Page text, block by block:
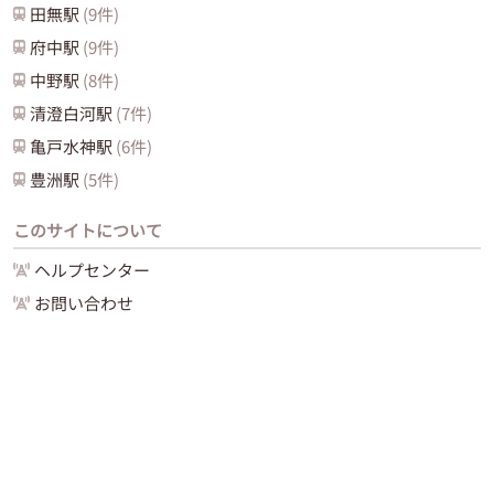
田無駅 (9件)
府中駅 (9件)
中野駅 (8件)
清澄白河駅 (7件)
亀戸水神駅 (6件)
豊洲駅 (5件)
このサイトについて
ヘルプセンター
お問い合わせ